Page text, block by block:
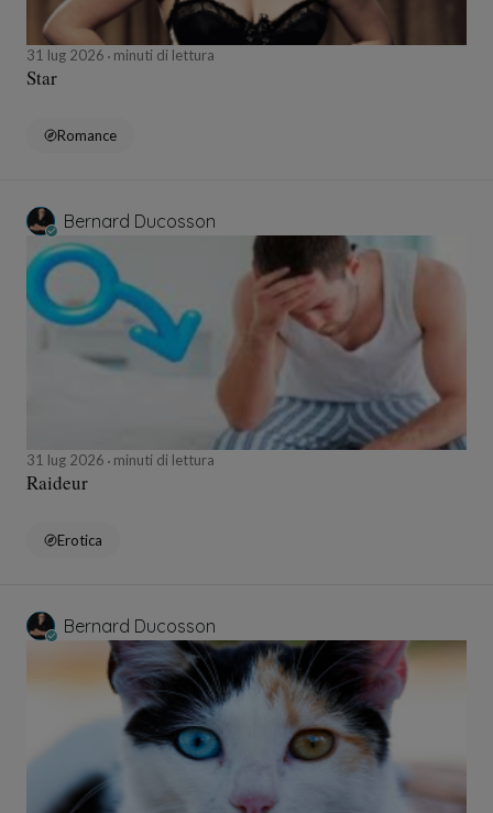
31 lug 2026 minuti di lettura
Star
Romance
Bernard Ducosson
31 lug 2026 minuti di lettura
Raideur
Erotica
Bernard Ducosson